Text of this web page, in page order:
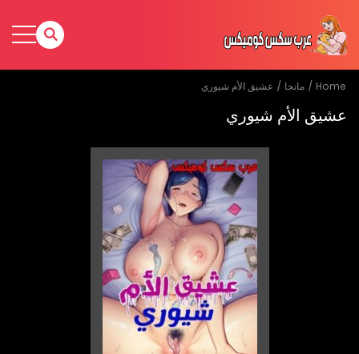
Home مانجا عشيق الأم شيوري
عشيق الأم شيوري